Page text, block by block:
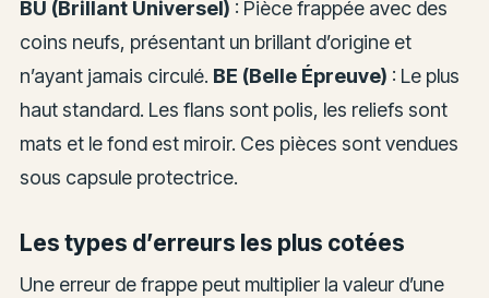
BU (Brillant Universel) : Pièce frappée avec des
coins neufs, présentant un brillant d’origine et
n’ayant jamais circulé. BE (Belle Épreuve) : Le plus
haut standard. Les flans sont polis, les reliefs sont
mats et le fond est miroir. Ces pièces sont vendues
sous capsule protectrice.
Les types d’erreurs les plus cotées
Une erreur de frappe peut multiplier la valeur d’une